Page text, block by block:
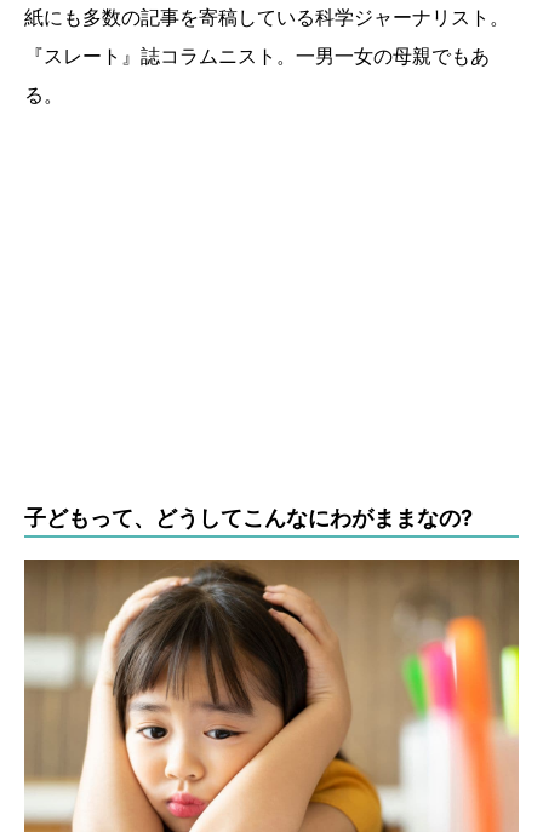
紙にも多数の記事を寄稿している科学ジャーナリスト。
『スレート』誌コラムニスト。一男一女の母親でもあ
る。
子どもって、どうしてこんなにわがままなの?